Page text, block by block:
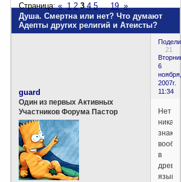
Душа. Смертна или нет? Что думают
Адепты других религий и Атеисты?
Страница:« 1 2 3 4 5 … 19 »
21
6
ноября,
2007г.
11:34
guard
Один из первых Активных
Участников Форума Пастор
Нет
знаков
в